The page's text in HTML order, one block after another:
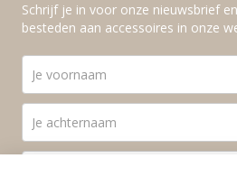
Schrijf je in voor onze nieuwsbrief
besteden aan accessoires in onze